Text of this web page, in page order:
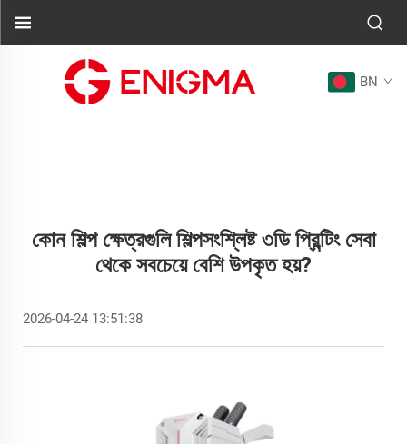
BN
কোন শিল্প ক্ষেত্রগুলি শিল্পসংশ্লিষ্ট ৩ডি প্রিন্টিং সেবা
থেকে সবচেয়ে বেশি উপকৃত হয়?
2026-04-24 13:51:38